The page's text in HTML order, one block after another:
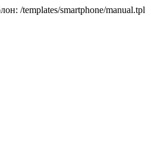
/templates/smartphone/manual.tpl